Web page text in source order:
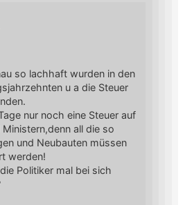
so lachhaft wurden in den
u a die Steuer
nur noch eine Steuer auf
Ministern,denn all die so
und Neubauten müssen
werden!
Politiker mal bei sich